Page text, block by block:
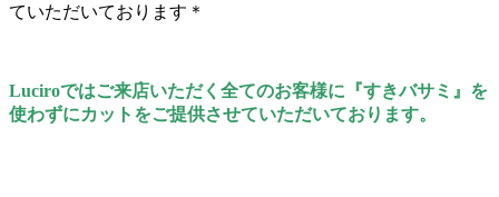
ていただいております＊
Luciroではご来店いただく全てのお客様に『すきバサミ』を
使わずにカットをご提供させていただいております。